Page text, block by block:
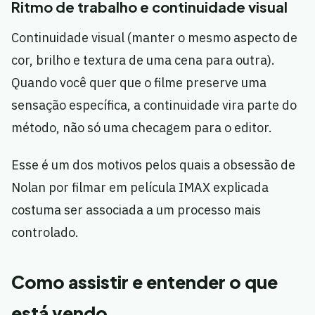
Ritmo de trabalho e continuidade visual
Continuidade visual (manter o mesmo aspecto de
cor, brilho e textura de uma cena para outra).
Quando você quer que o filme preserve uma
sensação específica, a continuidade vira parte do
método, não só uma checagem para o editor.
Esse é um dos motivos pelos quais a obsessão de
Nolan por filmar em película IMAX explicada
costuma ser associada a um processo mais
controlado.
Como assistir e entender o que